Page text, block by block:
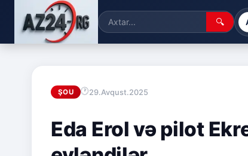
🔍
ŞOU 29.Avqust.2025
Eda Erol və pilot